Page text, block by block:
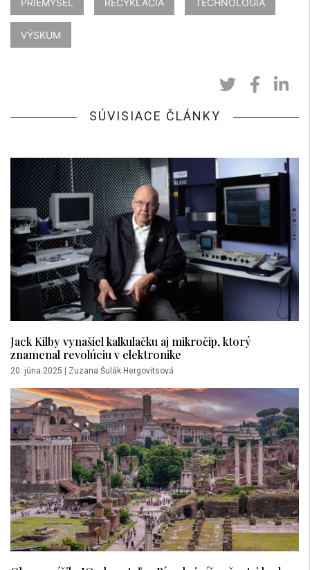
VÝSKUM
SÚVISIACE ČLÁNKY
Jack Kilby vynašiel kalkulačku aj mikročip, ktorý
znamenal revolúciu v elektronike
20. júna 2025 Zuzana Šulák Hergovitsová